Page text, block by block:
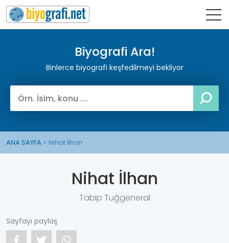
Biyografi Ara!
Binlerce biyografi keşfedilmeyi bekliyor
ANA SAYFA Nihat İlhan
Nihat İlhan
Tabip Tuğgeneral
Sayfayı paylaş